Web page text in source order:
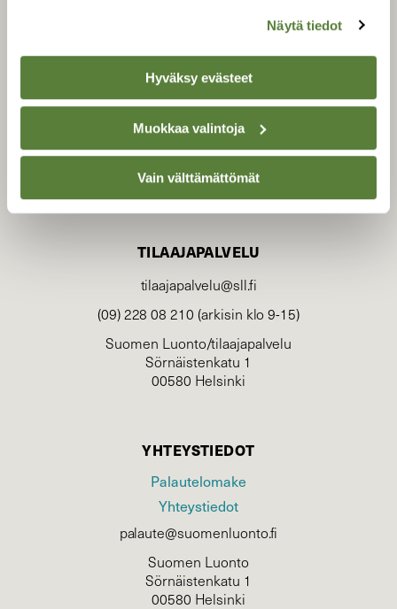
Näytä tiedot
Hyväksy evästeet
Muokkaa valintoja
Vain välttämättömät
luonnonsuojelu­liitto.
TILAAJAPALVELU
tilaajapalvelu@sll.fi
(09) 228 08 210 (arkisin klo 9-15)
Suomen Luonto/tilaajapalvelu
Sörnäistenkatu 1
00580 Helsinki
YHTEYSTIEDOT
Palautelomake
Yhteystiedot
palaute@suomenluonto.fi
Suomen Luonto
Sörnäistenkatu 1
00580 Helsinki